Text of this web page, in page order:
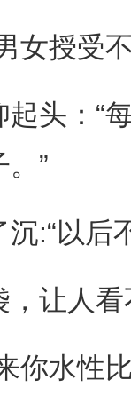
授受不
：“每
”
:“以后
让人看
水性比